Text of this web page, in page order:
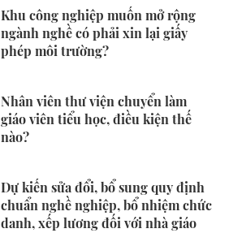
Khu công nghiệp muốn mở rộng
ngành nghề có phải xin lại giấy
phép môi trường?
Nhân viên thư viện chuyển làm
giáo viên tiểu học, điều kiện thế
nào?
Dự kiến sửa đổi, bổ sung quy định
chuẩn nghề nghiệp, bổ nhiệm chức
danh, xếp lương đối với nhà giáo